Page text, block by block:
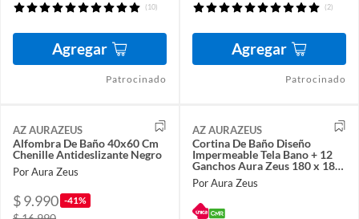
(10)
Agregar
Patrocinado
(2)
Agregar
Patrocinado
AZ AURAZEUS
Alfombra De Baño 40x60 Cm
Chenille Antideslizante Negro
Por Aura Zeus
$ 9.990 -41%
AZ AURAZEUS
Cortina De Baño Diseño
Impermeable Tela Bano + 12
Ganchos Aura Zeus 180 x 180
Cm
Por Aura Zeus